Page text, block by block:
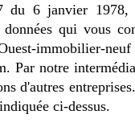
du 6 janvier 1978,
qui vous
immobilier-
Par notre
d'autres
ci-dessus.